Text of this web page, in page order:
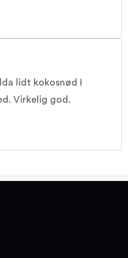
lidt kokosnød I
Virkelig god.